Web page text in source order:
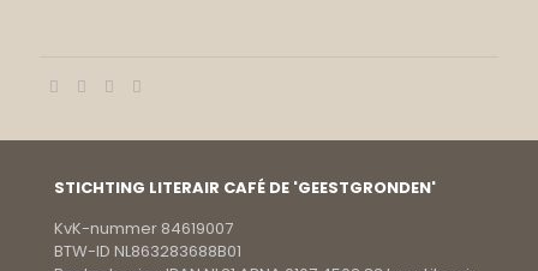
STICHTING LITERAIR CAFÉ DE 'GEESTGRONDEN'
KvK-nummer 84619007
BTW-ID NL863283688B01